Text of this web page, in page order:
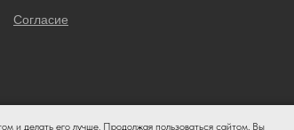
и делать его лучше. Продолжая пользоваться сайтом, Вы
Согласие